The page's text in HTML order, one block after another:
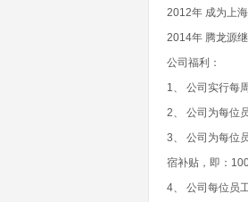
2012年 成为上
2014年 腾龙源
公司福利：
1、 公司实行每
2、 公司为每位
3、 公司为每位
宿补贴，即：
4、 公司每位员